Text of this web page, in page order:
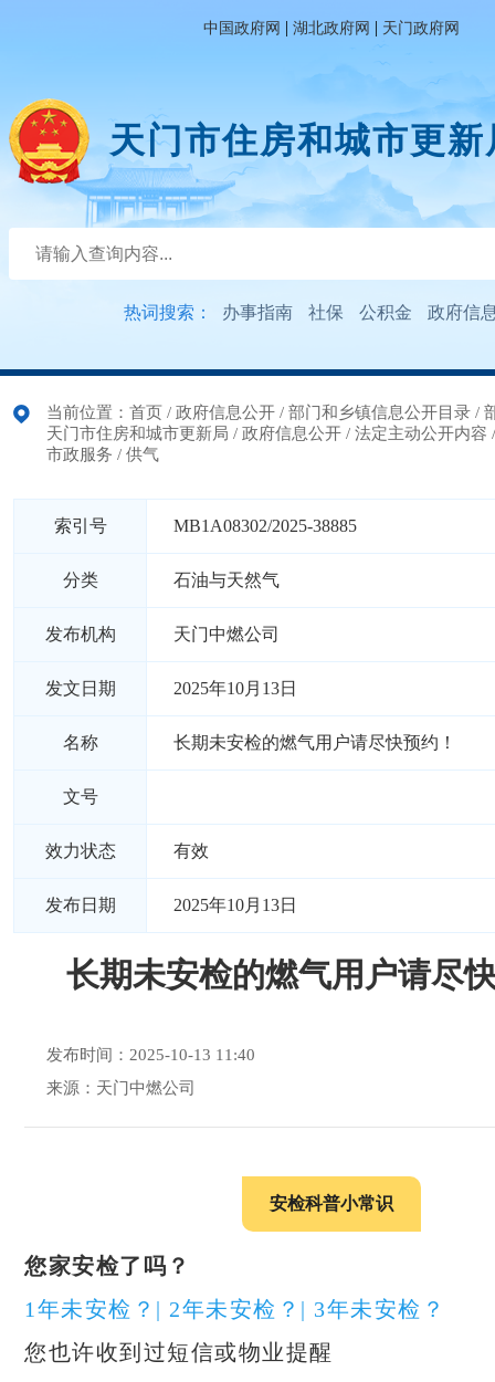
中国政府网 | 湖北政府网 | 天门政府网
天门市住房和城市更新
热词搜索： 办事指南 社保 公积金 政府信
当前位置： 首页 / 政府信息公开 / 部门和乡镇信息公开目录 /
天门市住房和城市更新局 / 政府信息公开 / 法定主动公开内容
市政服务 / 供气
索引号 MB1A08302/2025-38885
分类 石油与天然气
发布机构 天门中燃公司
发文日期 2025年10月13日
名称 长期未安检的燃气用户请尽快预约！
文号
效力状态 有效
发布日期 2025年10月13日
长期未安检的燃气用户请尽
发布时间：2025-10-13 11:40
来源：天门中燃公司
安检科普小常识
您家安检了吗？
1年未安检？| 2年未安检？| 3年未安检？
您也许收到过短信或物业提醒